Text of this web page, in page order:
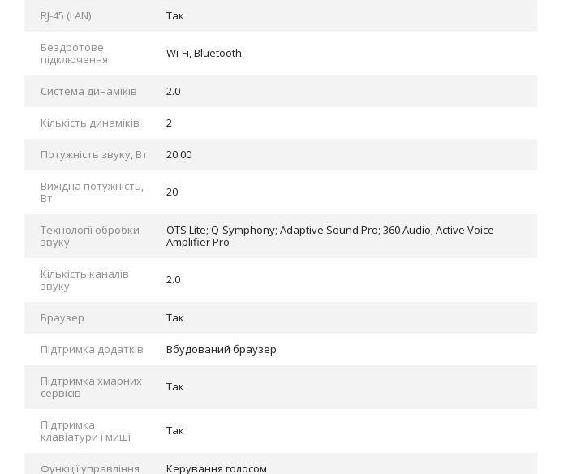
RJ-45 (LAN) Так
Бездротове
підключення
Wi-Fi, Bluetooth
Система динаміків 2.0
Кількість динаміків 2
Потужність звуку, Вт 20.00
Вихідна потужність,
Вт
20
Технології обробки
звуку
OTS Lite; Q-Symphony; Adaptive Sound Pro; 360 Audio; Active Voice
Amplifier Pro
Кількість каналів
звуку
2.0
Браузер Так
Підтримка додатків Вбудований браузер
Підтримка хмарних
сервісів
Так
Підтримка
клавіатури і миші
Так
Функції управління Керування голосом